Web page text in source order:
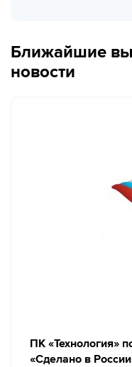
Ближайшие
новости
ПК «Технология»
«Сделано в